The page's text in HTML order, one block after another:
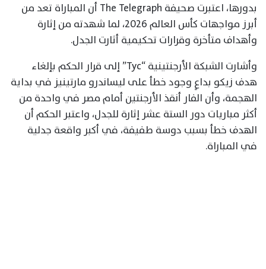
بدورها، اعتبرت صحيفة The Telegraph أن المباراة تعد من
أبرز مواجهات كأس العالم 2026، لما شهدته من إثارة
وأهداف متأخرة وقرارات تحكيمية أثارت الجدل.
وأشارت الشبكة الأرجنتينية “Tyc” إلى قرار الحكم بإلغاء
هدف زيكو بداعٍ وجود خطأ على ليساندرو مارتينيز في بداية
الهجمة، وأن الفار أنقذ الأرجنتين أمام مصر في واحدة من
أكثر مباريات دور الستة عشر إثارة للجدل، واعتبر الحكم أن
الهدف خطأ بسبب دوسة طفيفة، في أكبر واقعة جدلية
في المباراة.